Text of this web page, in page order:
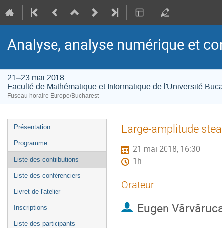
Analyse, analyse numérique et
21–23 mai 2018
Faculté de Mathématique et Informatique de l'Université
Fuseau horaire Europe/Bucharest
Menu
de
l'événement
Présentation
Programme
Liste des contributions
Liste des conférenciers
Livret de l'atelier
Inscriptions
Liste des participants
Large-amplitude
21 mai 2018, 16:30
1h
Orateur
Eugen